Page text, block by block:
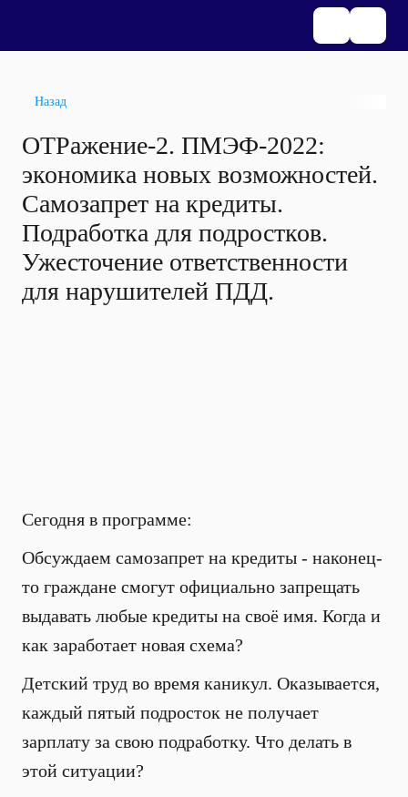
Назад
ОТРажение-2. ПМЭФ-2022:
экономика новых возможностей.
Самозапрет на кредиты.
Подработка для подростков.
Ужесточение ответственности
для нарушителей ПДД.
Сегодня в программе:
Обсуждаем самозапрет на кредиты - наконец-
то граждане смогут официально запрещать
выдавать любые кредиты на своё имя. Когда и
как заработает новая схема?
Детский труд во время каникул. Оказывается,
каждый пятый подросток не получает
зарплату за свою подработку. Что делать в
этой ситуации?